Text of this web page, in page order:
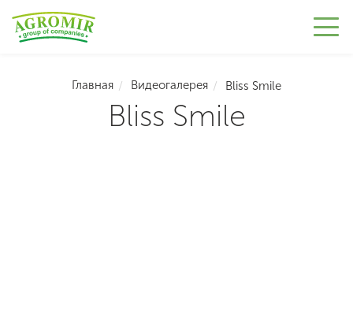
Главная Видеогалерея Bliss Smile
Bliss Smile